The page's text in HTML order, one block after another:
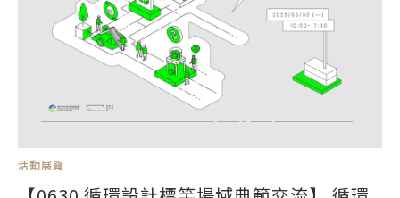
活動展覽